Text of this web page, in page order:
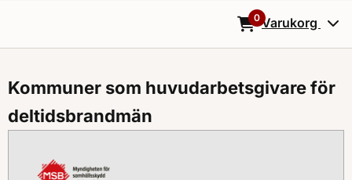
0Varukorg
Kommuner som huvudarbetsgivare för
deltidsbrandmän